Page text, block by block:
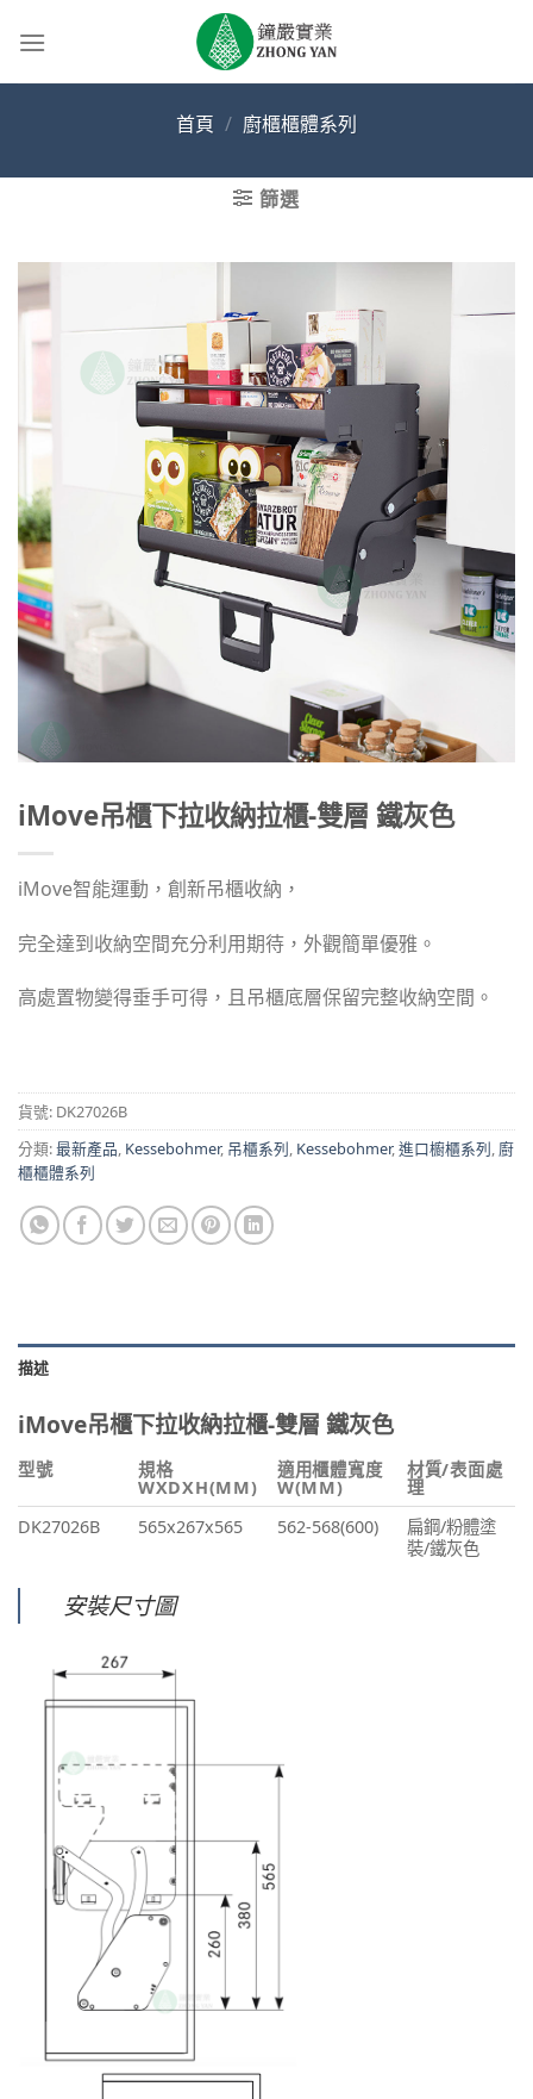
首頁 / 廚櫃櫃體系列
篩選
iMove吊櫃下拉收納拉櫃-雙層 鐵灰色
iMove智能運動，創新吊櫃收納，
完全達到收納空間充分利用期待，外觀簡單優雅。
高處置物變得垂手可得，且吊櫃底層保留完整收納空間。
貨號: DK27026B
分類:最新產品, Kessebohmer, 吊櫃系列, Kessebohmer,進口櫥櫃系列, 廚
櫃櫃體系列
描述
iMove吊櫃下拉收納拉櫃-雙層 鐵灰色
型號 規格
WXDXH(MM)
適用櫃體寬度
W(MM)
材質/表面處
理
DK27026B
565x267x565 562-568(600)
扁鋼/粉體塗
裝/鐵灰色
安裝尺寸圖